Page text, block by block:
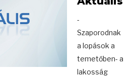
-
Szaporodnak
a lopások a
temetőben- a
lakosság